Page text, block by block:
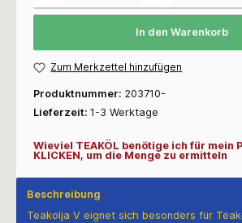
In den Warenkorb
Zum Merkzettel hinzufügen
Produktnummer: 203710-
Lieferzeit: 1-3 Werktage
Wieviel TEAKÖL benötige ich für mein
KLICKEN, um die Menge zu ermitteln
Beschreibung
Teakolja V eignet sich besonders für